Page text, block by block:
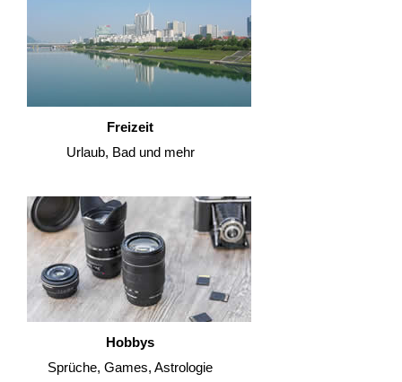
Freizeit
Urlaub, Bad und mehr
Hobbys
Sprüche, Games, Astrologie